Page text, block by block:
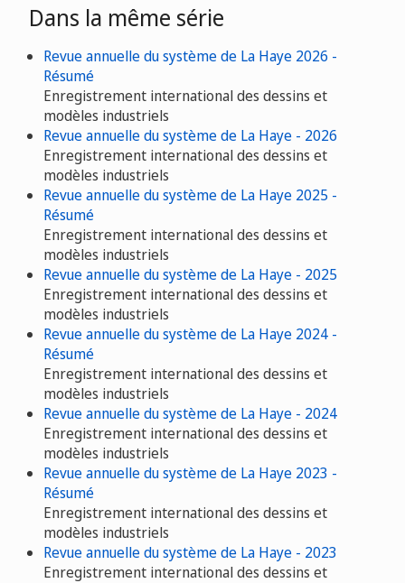
Dans la même série
Revue annuelle du système de La Haye 2026 -
Résumé
Enregistrement international des dessins et
modèles industriels
Revue annuelle du système de La Haye - 2026
Enregistrement international des dessins et
modèles industriels
Revue annuelle du système de La Haye 2025 -
Résumé
Enregistrement international des dessins et
modèles industriels
Revue annuelle du système de La Haye - 2025
Enregistrement international des dessins et
modèles industriels
Revue annuelle du système de La Haye 2024 -
Résumé
Enregistrement international des dessins et
modèles industriels
Revue annuelle du système de La Haye - 2024
Enregistrement international des dessins et
modèles industriels
Revue annuelle du système de La Haye 2023 -
Résumé
Enregistrement international des dessins et
modèles industriels
Revue annuelle du système de La Haye - 2023
Enregistrement international des dessins et